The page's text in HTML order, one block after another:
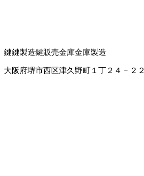
鍵鍵製造鍵販売金庫金庫製造
大阪府堺市西区津久野町１丁２４－２２